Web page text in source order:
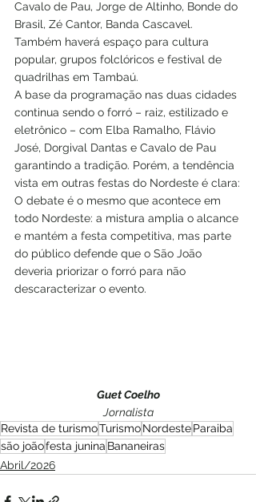
Cavalo de Pau, Jorge de Altinho, Bonde do
Brasil, Zé Cantor, Banda Cascavel.
Também haverá espaço para cultura
popular, grupos folclóricos e festival de
quadrilhas em Tambaú.
A base da programação nas duas cidades
continua sendo o forró – raiz, estilizado e
eletrônico – com Elba Ramalho, Flávio
José, Dorgival Dantas e Cavalo de Pau
garantindo a tradição. Porém, a tendência
vista em outras festas do Nordeste é clara:
O debate é o mesmo que acontece em
todo Nordeste: a mistura amplia o alcance
e mantém a festa competitiva, mas parte
do público defende que o São João
deveria priorizar o forró para não
descaracterizar o evento.
Guet Coelho
Jornalista
Revista de turismoTurismoNordesteParaiba
são joãofesta junina Bananeiras
Abril/2026